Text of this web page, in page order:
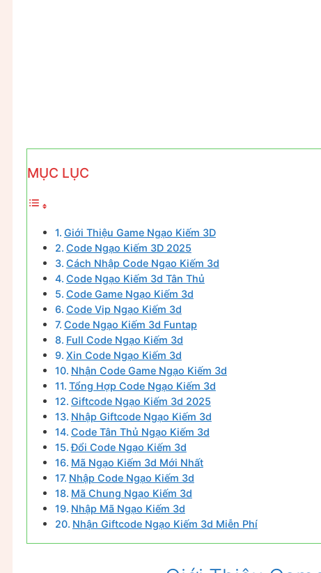
MỤC LỤC
Giới Thiệu Game Ngạo Kiếm 3D
Code Ngạo Kiếm 3D 2025
Cách Nhập Code Ngạo Kiếm 3d
Code Ngạo Kiếm 3d Tân Thủ
Code Game Ngạo Kiếm 3d
Code Vip Ngạo Kiếm 3d
Code Ngạo Kiếm 3d Funtap
Full Code Ngạo Kiếm 3d
Xin Code Ngạo Kiếm 3d
Nhận Code Game Ngạo Kiếm 3d
Tổng Hợp Code Ngạo Kiếm 3d
Giftcode Ngạo Kiếm 3d 2025
Nhập Giftcode Ngạo Kiếm 3d
Code Tân Thủ Ngạo Kiếm 3d
Đổi Code Ngạo Kiếm 3d
Mã Ngạo Kiếm 3d Mới Nhất
Nhập Code Ngạo Kiếm 3d
Mã Chung Ngạo Kiếm 3d
Nhập Mã Ngạo Kiếm 3d
Nhận Giftcode Ngạo Kiếm 3d Miễn Phí